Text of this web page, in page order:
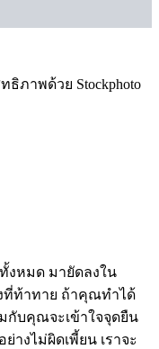
ภาพด้วย Stockphoto
ทั้งหมด มายัดลงใน
ที่ท้าทาย ถ้าคุณทำได้
กับคุณจะเข้าใจจุดยืน
างไม่ผิดเพี้ยน เราจะ